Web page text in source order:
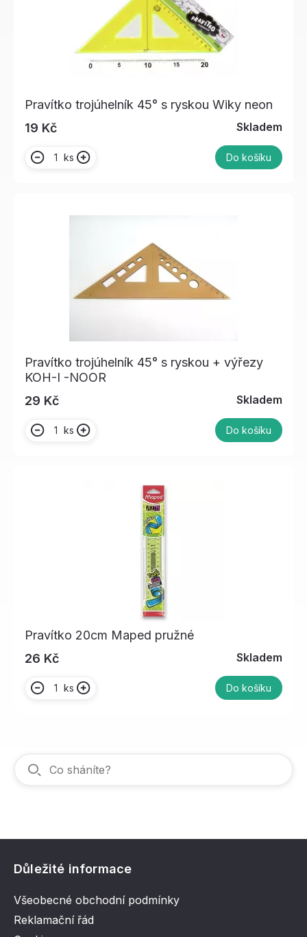
Pravítko trojúhelník 45° s ryskou Wiky neon
19 Kč
Skladem
ks Do košíku
Pravítko trojúhelník 45° s ryskou + výřezy
KOH-I -NOOR
29 Kč
Skladem
ks Do košíku
Pravítko 20cm Maped pružné
26 Kč
Skladem
ks Do košíku
Důležité informace
Všeobecné obchodní podmínky
Reklamační řád